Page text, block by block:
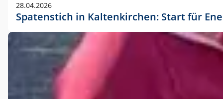
28.04.2026
Spatenstich in Kaltenkirchen: Start für